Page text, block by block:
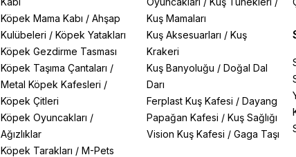
Köpek Mama Kabı /Ahşap
Kulübeleri /Köpek Yatakları
Köpek Gezdirme Tasması
Köpek Taşıma Çantaları /
Metal Köpek Kafesleri /
Köpek Çitleri
Köpek Oyuncakları /
Ağızlıklar
Köpek Tarakları /M-Pets
Kuş Mamaları
Kuş Aksesuarları / Kuş
Krakeri
Kuş Banyoluğu / Doğal Dal
Darı
Ferplast Kuş Kafesi / Dayang
Papağan Kafesi / Kuş Sağlığı
Vision Kuş Kafesi / Gaga Taşı